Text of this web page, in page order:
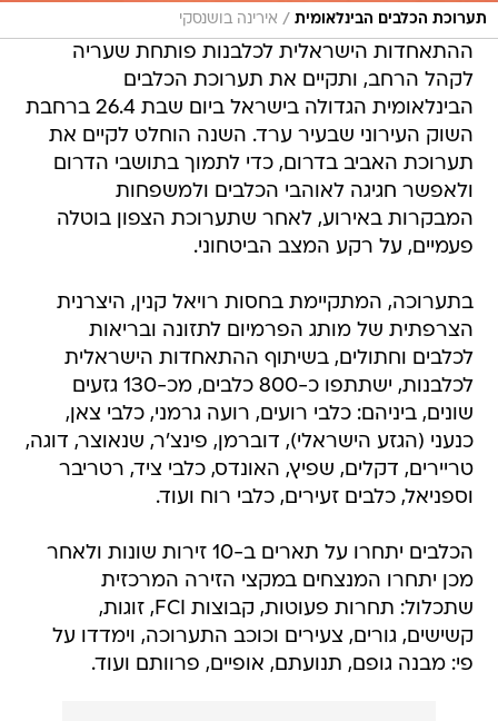
תערוכת הכלבים הבינלאומית / אירינה בושנסקי
ההתאחדות הישראלית לכלבנות פותחת שעריה
לקהל הרחב, ותקיים את תערוכת הכלבים
הבינלאומית הגדולה בישראל ביום שבת 26.4 ברחבת
השוק העירוני שבעיר ערד. השנה הוחלט לקיים את
תערוכת האביב בדרום, כדי לתמוך בתושבי הדרום
ולאפשר חגיגה לאוהבי הכלבים ולמשפחות
המבקרות באירוע, לאחר שתערוכת הצפון בוטלה
פעמיים, על רקע המצב הביטחוני.
בתערוכה, המתקיימת בחסות רויאל קנין, היצרנית
הצרפתית של מותג הפרמיום לתזונה ובריאות
לכלבים וחתולים, בשיתוף ההתאחדות הישראלית
לכלבנות, ישתתפו כ-800 כלבים, מכ-130 גזעים
שונים, ביניהם: כלבי רועים, רועה גרמני, כלבי צאן,
כנעני (הגזע הישראלי), דוברמן, פינצ'ר, שנאוצר, דוגה,
טריירים, דקלים, שפיץ, האונדס, כלבי ציד, רטריבר
וספניאל, כלבים זעירים, כלבי רוח ועוד.
הכלבים יתחרו על תארים ב-10 זירות שונות ולאחר
מכן יתחרו המנצחים במקצי הזירה המרכזית
שתכלול: תחרות פעוטות, קבוצות FCI, זוגות,
קשישים, גורים, צעירים וכוכב התערוכה, וימדדו על
פי: מבנה גופם, תנועתם, אופיים, פרוותם ועוד.